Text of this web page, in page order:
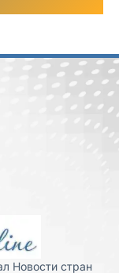
Новости стран